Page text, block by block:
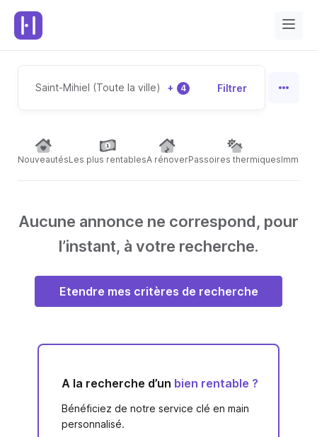
Saint-Mihiel (Toute la ville) + 4 Filtrer
NouveautésLes plus rentablesA rénoverPassoires thermiques
Aucune annonce ne correspond, pour
l’instant, à votre recherche.
Etendre mes critères de recherche
A la recherche d’un bien rentable ?
Bénéficiez de notre service clé en main
personnalisé.